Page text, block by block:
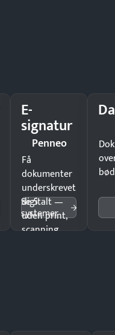
E-
signatur
Penneo
Få
dokumenter
underskrevet
digitalt —
uden print,
scanning
Se 5
systemer